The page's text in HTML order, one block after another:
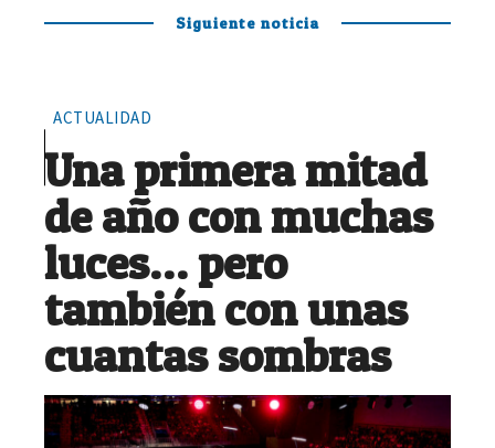
Siguiente noticia
ACTUALIDAD
Una primera mitad
de año con muchas
luces… pero
también con unas
cuantas sombras